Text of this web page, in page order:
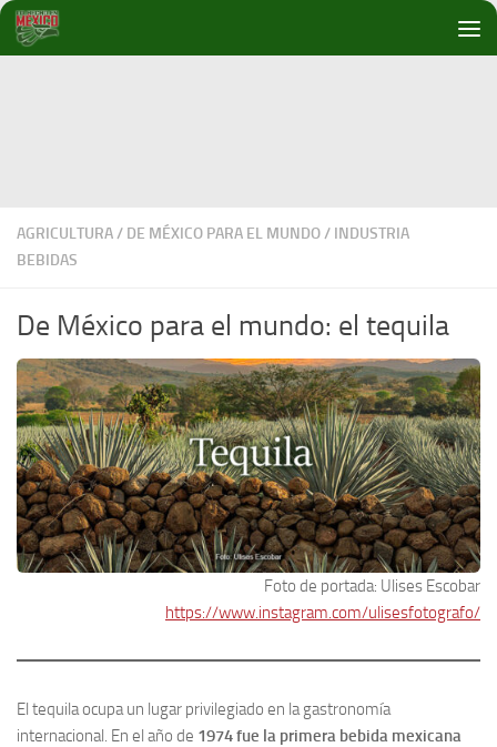
Debajo del contenido
AGRICULTURA/ DE MÉXICO PARA EL MUNDO/ INDUSTRIA
BEBIDAS
De México para el mundo: el tequila
Foto de portada: Ulises Escobar
https://www.instagram.com/ulisesfotografo/
El tequila ocupa un lugar privilegiado en la gastronomía
internacional. En el año de 1974 fue la primera bebida mexicana